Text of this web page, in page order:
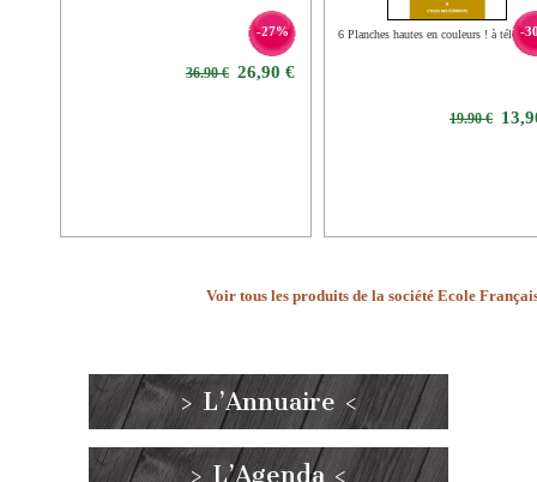
36.90 € 26,90 €
-27% 6 Planches hautes en couleurs ! à
19.90 €
-
Voir tous les produits de la société Ecole
> L’Annuaire <
> L’Agenda <